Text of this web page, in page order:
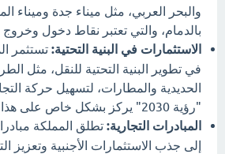
والبحر العربي، مثل ميناء جدة وميناء
بالدمام، والتي تعتبر نقاط دخول وخروج
الاستثمارات في البنية التحتية: تستثمر
في تطوير البنية التحتية للنقل، مثل
الحديدية والمطارات، لتسهيل حركة
"رؤية 2030" يركز بشكل خاص على هذا الجانب.
المبادرات التجارية: تطلق المملكة
إلى جذب الاستثمارات الأجنبية وتعزيز